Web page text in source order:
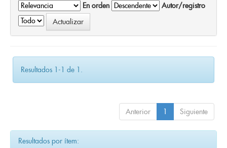
En orden
Autor/registro
Resultados 1-1 de 1.
Anterior 1 Siguiente
Resultados por ítem: